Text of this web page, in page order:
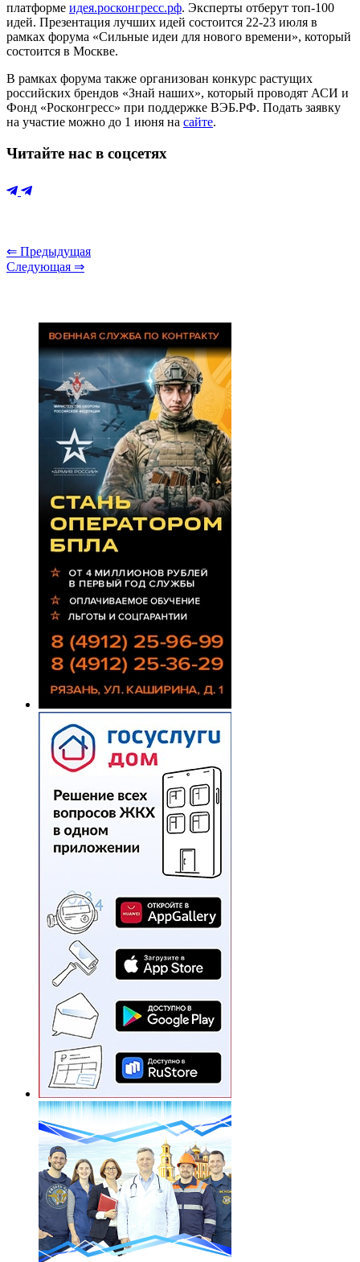
платформе идея.росконгресс.рф. Эксперты отберут топ-100
идей. Презентация лучших идей состоится 22-23 июля в
рамках форума «Сильные идеи для нового времени», который
состоится в Москве.
В рамках форума также организован конкурс растущих
российских брендов «Знай наших», который проводят АСИ и
Фонд «Росконгресс» при поддержке ВЭБ.РФ. Подать заявку
на участие можно до 1 июня на сайте.
Читайте нас в соцсетях
⇐ Предыдущая
Следующая ⇒